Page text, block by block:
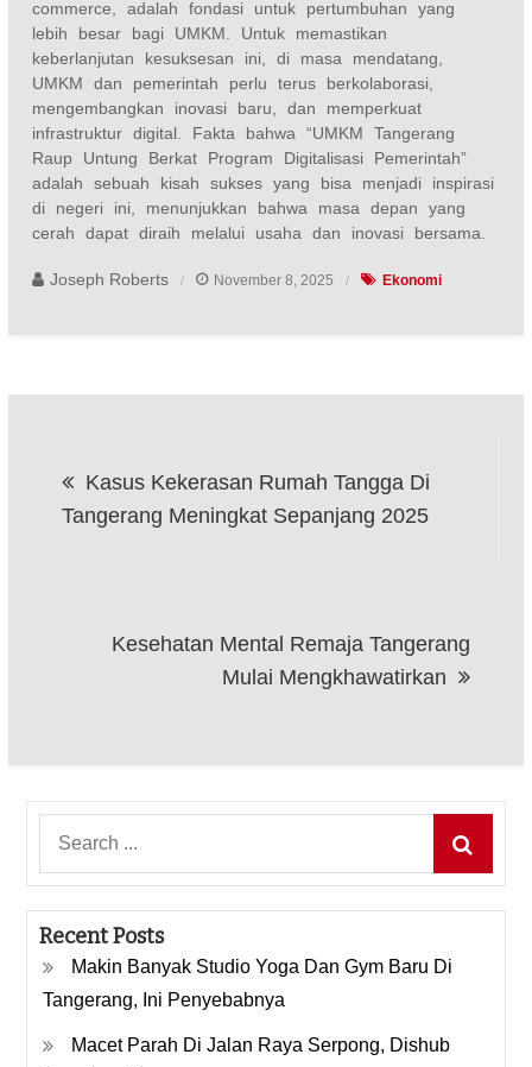
commerce, adalah fondasi untuk pertumbuhan yang
lebih besar bagi UMKM. Untuk memastikan
keberlanjutan kesuksesan ini, di masa mendatang,
UMKM dan pemerintah perlu terus berkolaborasi,
mengembangkan inovasi baru, dan memperkuat
infrastruktur digital. Fakta bahwa “UMKM Tangerang
Raup Untung Berkat Program Digitalisasi Pemerintah”
adalah sebuah kisah sukses yang bisa menjadi inspirasi
di negeri ini, menunjukkan bahwa masa depan yang
cerah dapat diraih melalui usaha dan inovasi bersama.
Joseph Roberts November 8, 2025 Ekonomi
navigation
Kasus Kekerasan Rumah Tangga Di
Tangerang Meningkat Sepanjang 2025
Kesehatan Mental Remaja Tangerang
Mulai Mengkhawatirkan
Recent Posts
Makin Banyak Studio Yoga Dan Gym Baru Di
Tangerang, Ini Penyebabnya
Macet Parah Di Jalan Raya Serpong, Dishub